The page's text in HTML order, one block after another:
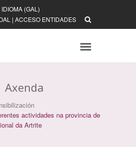
IDIOMA (GAL)
| ACCESO ENTIDADES
Toggle
Axenda
actividades na provincia de
da Artrite